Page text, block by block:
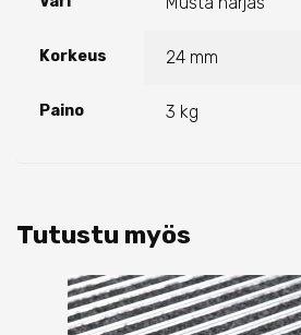
Korkeus 24 mm
Paino 3 kg
Tutustu myös